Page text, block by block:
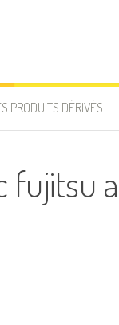
PRODUITS DÉRIVÉS